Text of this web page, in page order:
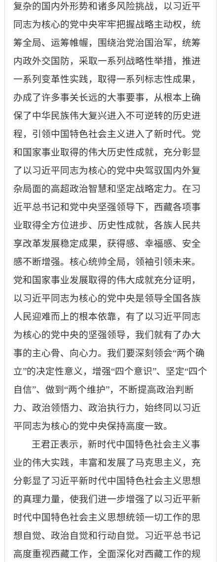
复杂的国内外形势和诸多风险挑战，以习近平
同志为核心的党中央牢牢把握战略主动权，统
筹全局、运筹帷幄，围绕治党治国治军，统筹
内政外交国防，采取一系列战略性举措，推进
一系列变革性实践，取得一系列标志性成果，
办成了许多事关长远的大事要事，从根本上确
保了中华民族伟大复兴进入不可逆转的历史进
程，引领中国特色社会主义进入了新时代。党
和国家事业取得的伟大历史性成就，充分彰显
了以习近平同志为核心的党中央驾驭国内外复
杂局面的高超政治智慧和坚定战略定力。在习
近平总书记和党中央坚强领导下，西藏各项事
业取得全方位进步、历史性成就，各族人民共
享改革发展稳定成果，获得感、幸福感、安全
感不断增强。核心统帅全局，领袖引领未来。
党和国家事业发展取得的伟大成就充分证明，
以习近平同志为核心的党中央是领导全国各族
人民迎难而上的根本依靠，有了以习近平同志
为核心的党中央的坚强领导，我们就有了办大
事的主心骨、向心力。我们要深刻领会“两个确
立”的决定性意义，增强“四个意识”、坚定“四个
自信”、做到“两个维护”，不断提高政治判断
力、政治领悟力、政治执行力，始终同以习近
平同志为核心的党中央保持高度一致。
王君正表示，新时代中国特色社会主义事
业的伟大实践，丰富和发展了马克思主义，充
分彰显了习近平新时代中国特色社会主义思想
的真理力量，使我们进一步增强了以习近平新
时代中国特色社会主义思想统领一切工作的思
想自觉、政治自觉和行动自觉。习近平总书记
高度重视西藏工作，全面深化对西藏工作的规